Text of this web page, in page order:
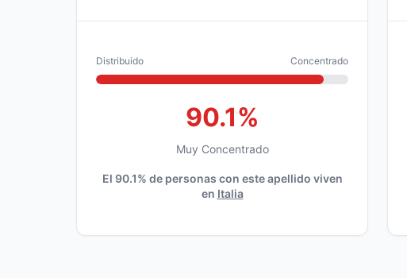
Distribuido Concentrado
90.1%
Muy Concentrado
El 90.1% de personas con este apellido viven
en Italia